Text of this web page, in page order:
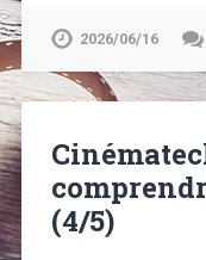
2026/06/16
(4/5)